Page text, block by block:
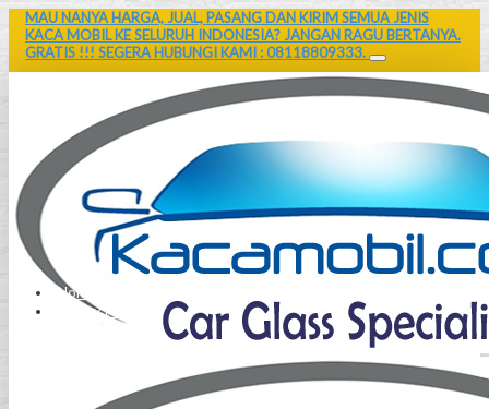
MAU NANYA HARGA, JUAL, PASANG DAN KIRIM SEMUA JENIS
KACA MOBIL KE SELURUH INDONESIA? JANGAN RAGU BERTANYA.
GRATIS !!! SEGERA HUBUNGI KAMI : 08118809333.
Home
Contact Us